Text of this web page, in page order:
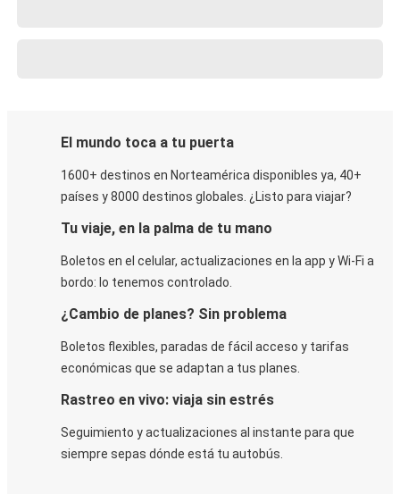
El mundo toca a tu puerta
1600+ destinos en Norteamérica disponibles ya, 40+
países y 8000 destinos globales. ¿Listo para viajar?
Tu viaje, en la palma de tu mano
Boletos en el celular, actualizaciones en la app y Wi-Fi a
bordo: lo tenemos controlado.
¿Cambio de planes? Sin problema
Boletos flexibles, paradas de fácil acceso y tarifas
económicas que se adaptan a tus planes.
Rastreo en vivo: viaja sin estrés
Seguimiento y actualizaciones al instante para que
siempre sepas dónde está tu autobús.